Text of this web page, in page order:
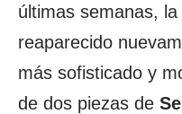
últimas semanas,
reaparecido
más sofisticado y
de dos piezas de